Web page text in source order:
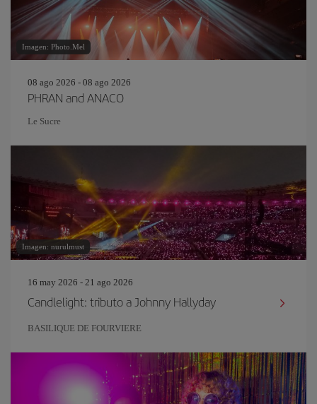
Imagen: Photo.Mel
08 ago 2026 - 08 ago 2026
PHRAN and ANACO
Le Sucre
Imagen: nurulmust
16 may 2026 - 21 ago 2026
Candlelight: tributo a Johnny Hallyday
BASILIQUE DE FOURVIERE